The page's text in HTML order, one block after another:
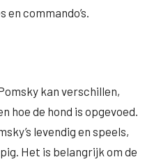
en commando’s.
kan verschillen,
hoe de hond is opgevoed.
levendig en speels,
Het is belangrijk om de